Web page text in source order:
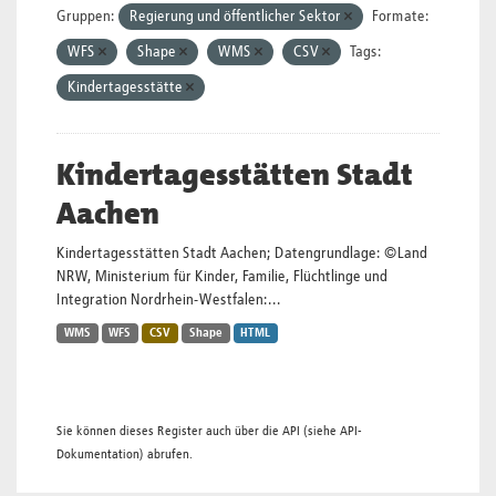
Gruppen: Regierung und öffentlicher Sektor Formate:
WFS Shape WMS CSV Tags:
Kindertagesstätte
Kindertagesstätten Stadt
Aachen
Kindertagesstätten Stadt Aachen; Datengrundlage: ©Land
NRW, Ministerium für Kinder, Familie, Flüchtlinge und
Integration Nordrhein-Westfalen:...
WMS WFS CSV Shape HTML
Sie können dieses Register auch über die API (siehe API-
Dokumentation) abrufen.